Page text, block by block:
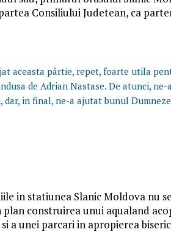
Consiliului Judetean, ca
aceasta pârtie, repet, foarte utila
de Adrian Nastase. De atunci, ne-
in final, ne-a ajutat bunul
in statiunea Slanic Moldova nu
construirea unui aqualand
a unei parcari in apropierea